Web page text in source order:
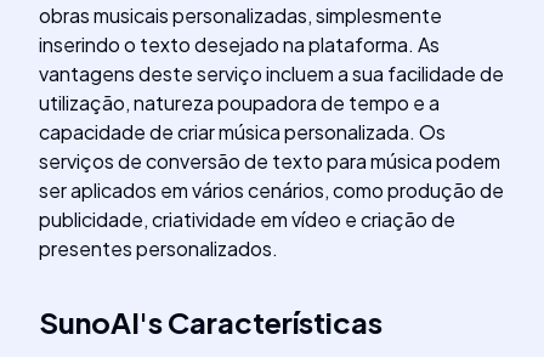
obras musicais personalizadas, simplesmente
inserindo o texto desejado na plataforma. As
vantagens deste serviço incluem a sua facilidade de
utilização, natureza poupadora de tempo e a
capacidade de criar música personalizada. Os
serviços de conversão de texto para música podem
ser aplicados em vários cenários, como produção de
publicidade, criatividade em vídeo e criação de
presentes personalizados.
SunoAI'sCaracterísticas